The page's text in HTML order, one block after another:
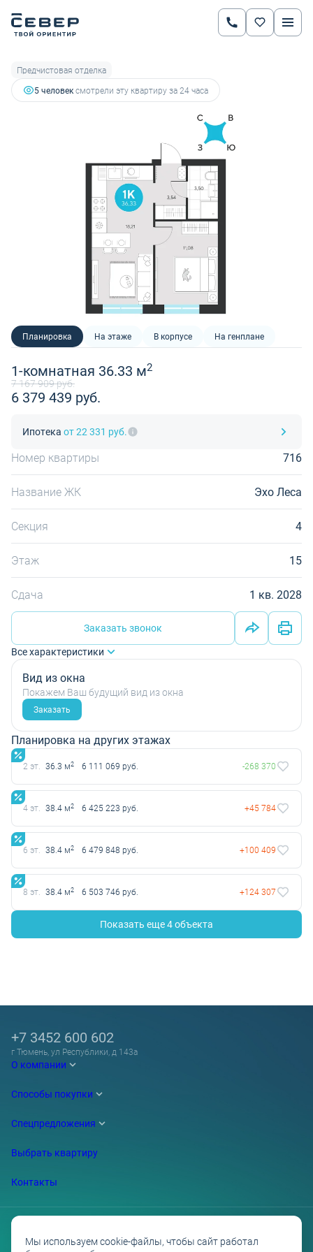
1-комнатная
7 167 909 руб.
6 379 439 руб.
Ипотекаот 22 331 руб.
Предчистовая отделка
5 человексмотрели эту квартиру за 24 часа
Планировка На этаже В корпусе На генплане
1-комнатная 36.33 м2
7 167 909 руб.
6 379 439 руб.
Ипотека от 22 331 руб.
Номер квартиры 716
Название ЖК Эхо Леса
Секция 4
Этаж 15
Сдача 1 кв. 2028
Заказать звонок
Все характеристики
Вид из окна
Покажем Ваш будущий вид из окна
Заказать
Планировка на других этажах
2 эт. 36.3 м2 6 111 069 руб. -268 370
4 эт. 38.4 м2 6 425 223 руб. +45 784
6 эт. 38.4 м2 6 479 848 руб. +100 409
8 эт. 38.4 м2 6 503 746 руб. +124 307
Показать еще 4 объектa
О компании
Способы покупки
Спецпредложения
Выбрать квартиру
Контакты
+7 3452 600 602
г Тюмень, ул Республики, д 143а
Мы используем cookie-файлы, чтобы сайт работал